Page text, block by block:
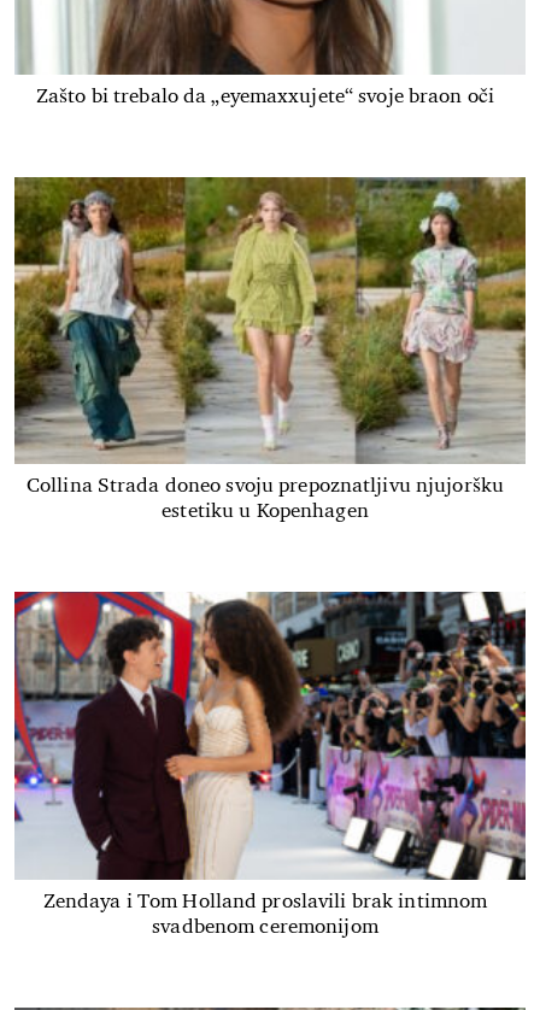
Zašto bi trebalo da „eyemaxxujete“ svoje braon oči
Collina Strada doneo svoju prepoznatljivu njujoršku
estetiku u Kopenhagen
Zendaya i Tom Holland proslavili brak intimnom
svadbenom ceremonijom